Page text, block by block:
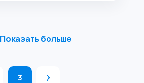
Показать больше
3